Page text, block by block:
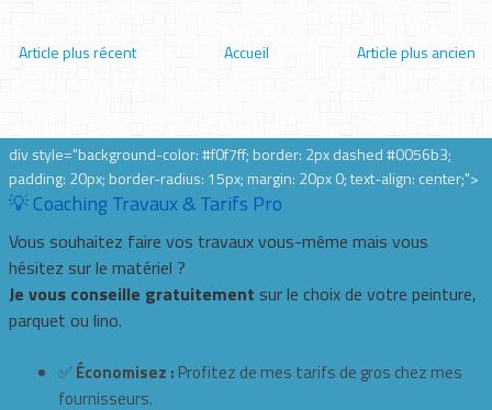
Article plus récent Article plus ancien
Accueil
div style="background-color: #f0f7ff; border: 2px dashed #0056b3;
padding: 20px; border-radius: 15px; margin: 20px 0; text-align: center;">
💡 Coaching Travaux & Tarifs Pro
Vous souhaitez faire vos travaux vous-même mais vous
hésitez sur le matériel ?
Je vous conseille gratuitement sur le choix de votre peinture,
parquet ou lino.
✅ Économisez : Profitez de mes tarifs de gros chez mes
fournisseurs.